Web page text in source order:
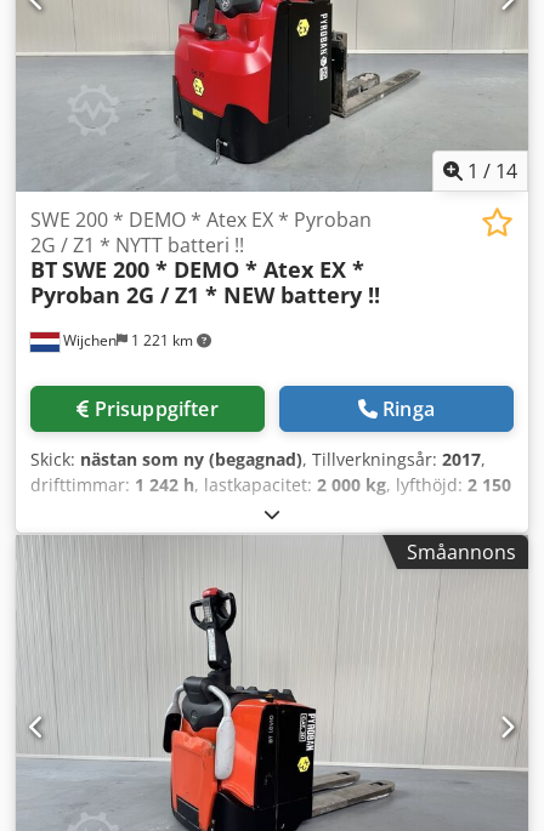
1 / 14
Wijchen 1 221 km
SWE 200 * DEMO * Atex EX * Pyroban
2G / Z1 * NYTT batteri !!
BTSWE 200 * DEMO * Atex EX *
Pyroban 2G / Z1 * NEW battery !!
Prisuppgifter Ringa
Skick: nästan som ny (begagnad), Tillverkningsår: 2017,
drifttimmar: 1 242 h, lastkapacitet: 2 000 kg, lyfthöjd: 2 150
, masttyp:
byggnadshöjd:1 750 mm, Tillverkare + modell: BT SWE 200
* EX * Pyroban 2G / Zon 1 Mast: 2W2150 ID: 24110.7680
Kategori: Demo Mast: 2W2150 Sänkt höjd: 1750 mm
Lyfthöjd: 2150 mm Kapacitet: 2000 kg År: 2017 Timmar:
1242 timmar Dodpjzr Rh Hefx Aicjkr Kapacitet: NY * 24v /
255ah * Tillv. 11/2024 Optioner: * EX * Atex - Pyroban !!!!
System = Ex - Tec 2G Gasgrupp = IIB Typ = 2G (tillåten i
ZON 1 & 2) Temperaturklass = T3 FEM 2 gaffelbord -
justerbara gafflar
Småannons